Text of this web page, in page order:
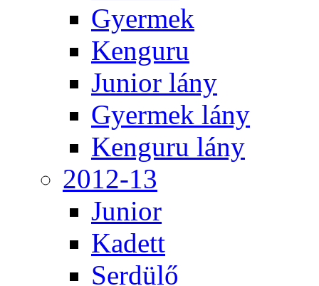
Gyermek
Kenguru
Junior lány
Gyermek lány
Kenguru lány
2012-13
Junior
Kadett
Serdülő